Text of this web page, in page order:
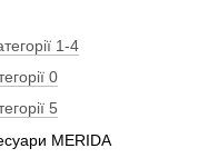
1-4
0
5
MERIDA